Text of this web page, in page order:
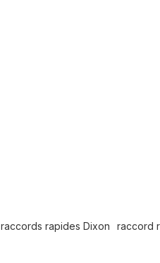
raccords rapides Dixon
raccord